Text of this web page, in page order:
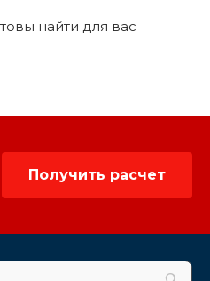
найти для вас
Получить расчет